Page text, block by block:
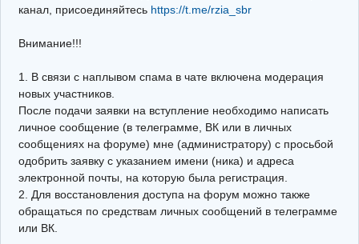
Архив
Почта
Поиск релейщика
Видео РЗиА
Фотохостинг
Телеграм
канал, присоединяйтесь https://t.me/rzia_sbr
Внимание!!!
1. В связи с наплывом спама в чате включена модерация
новых участников.
После подачи заявки на вступление необходимо написать
личное сообщение (в телеграмме, ВК или в личных
сообщениях на форуме) мне (администратору) с просьбой
одобрить заявку с указанием имени (ника) и адреса
электронной почты, на которую была регистрация.
2. Для восстановления доступа на форум можно также
обращаться по средствам личных сообщений в телеграмме
или ВК.